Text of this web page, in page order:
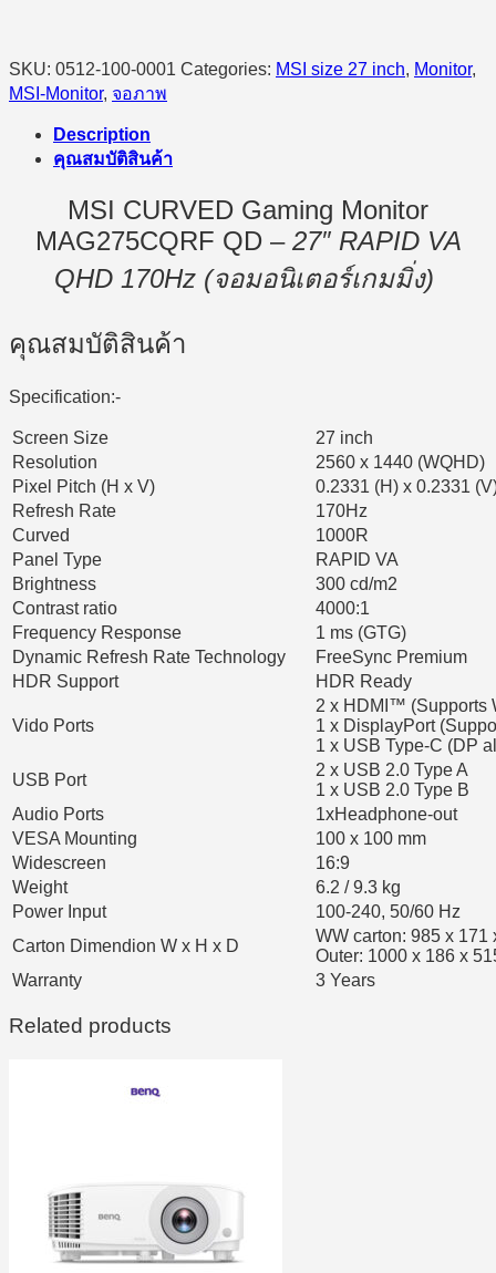
SKU: 0512-100-0001 Categories: MSI size 27 inch, Monitor,
MSI-Monitor, จอภาพ
Description
คุณสมบัติสินค้า
MSI CURVED Gaming Monitor
MAG275CQRF QD – 27″ RAPID VA
QHD 170Hz (จอมอนิเตอร์เกมมิ่ง)
คุณสมบัติสินค้า
Specification:-
Screen Size
27 inch
Resolution
2560 x 1440 (WQHD)
Pixel Pitch (H x V)
0.2331 (H) x 0.2331
Refresh Rate
170Hz
Curved
1000R
Panel Type
RAPID VA
Brightness
300 cd/m2
Contrast ratio
4000:1
Frequency Response
1 ms (GTG)
Dynamic Refresh Rate Technology
FreeSync Premium
HDR Support
HDR Ready
Vido Ports
2 x HDMI™ (Supports
1 x DisplayPort
1 x USB Type-C (DP
USB Port
2 x USB 2.0 Type A
1 x USB 2.0 Type B
Audio Ports
1xHeadphone-out
VESA Mounting
100 x 100 mm
Widescreen
16:9
Weight
6.2 / 9.3 kg
Power Input
100-240, 50/60 Hz
Carton Dimendion W x H x D
WW carton: 985 x 171
Outer: 1000 x 186 x
Warranty
3 Years
Related products